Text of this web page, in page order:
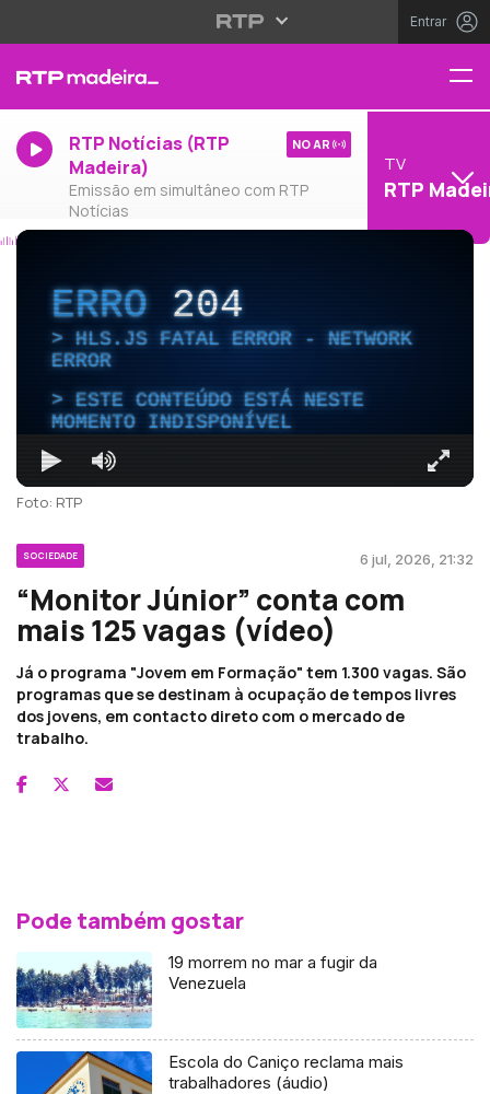
Entrar
RTP Notícias (RTP
Madeira)
Emissão em simultâneo com RTP
Notícias
NO AR
TV
RTP
ERRO204
HLS.JS FATAL ERROR - NETWORK
ERROR
ESTE CONTEÚDO ESTÁ NESTE
MOMENTO INDISPONÍVEL
Foto: RTP
SOCIEDADE 6 jul, 2026, 21:32
“Monitor Júnior” conta com
mais 125 vagas (vídeo)
Já o programa "Jovem em Formação" tem 1.300 vagas. São
programas que se destinam à ocupação de tempos livres
dos jovens, em contacto direto com o mercado de
trabalho.
Pode também gostar
19 morrem no mar a fugir da
Venezuela
Escola do Caniço reclama mais
trabalhadores (áudio)